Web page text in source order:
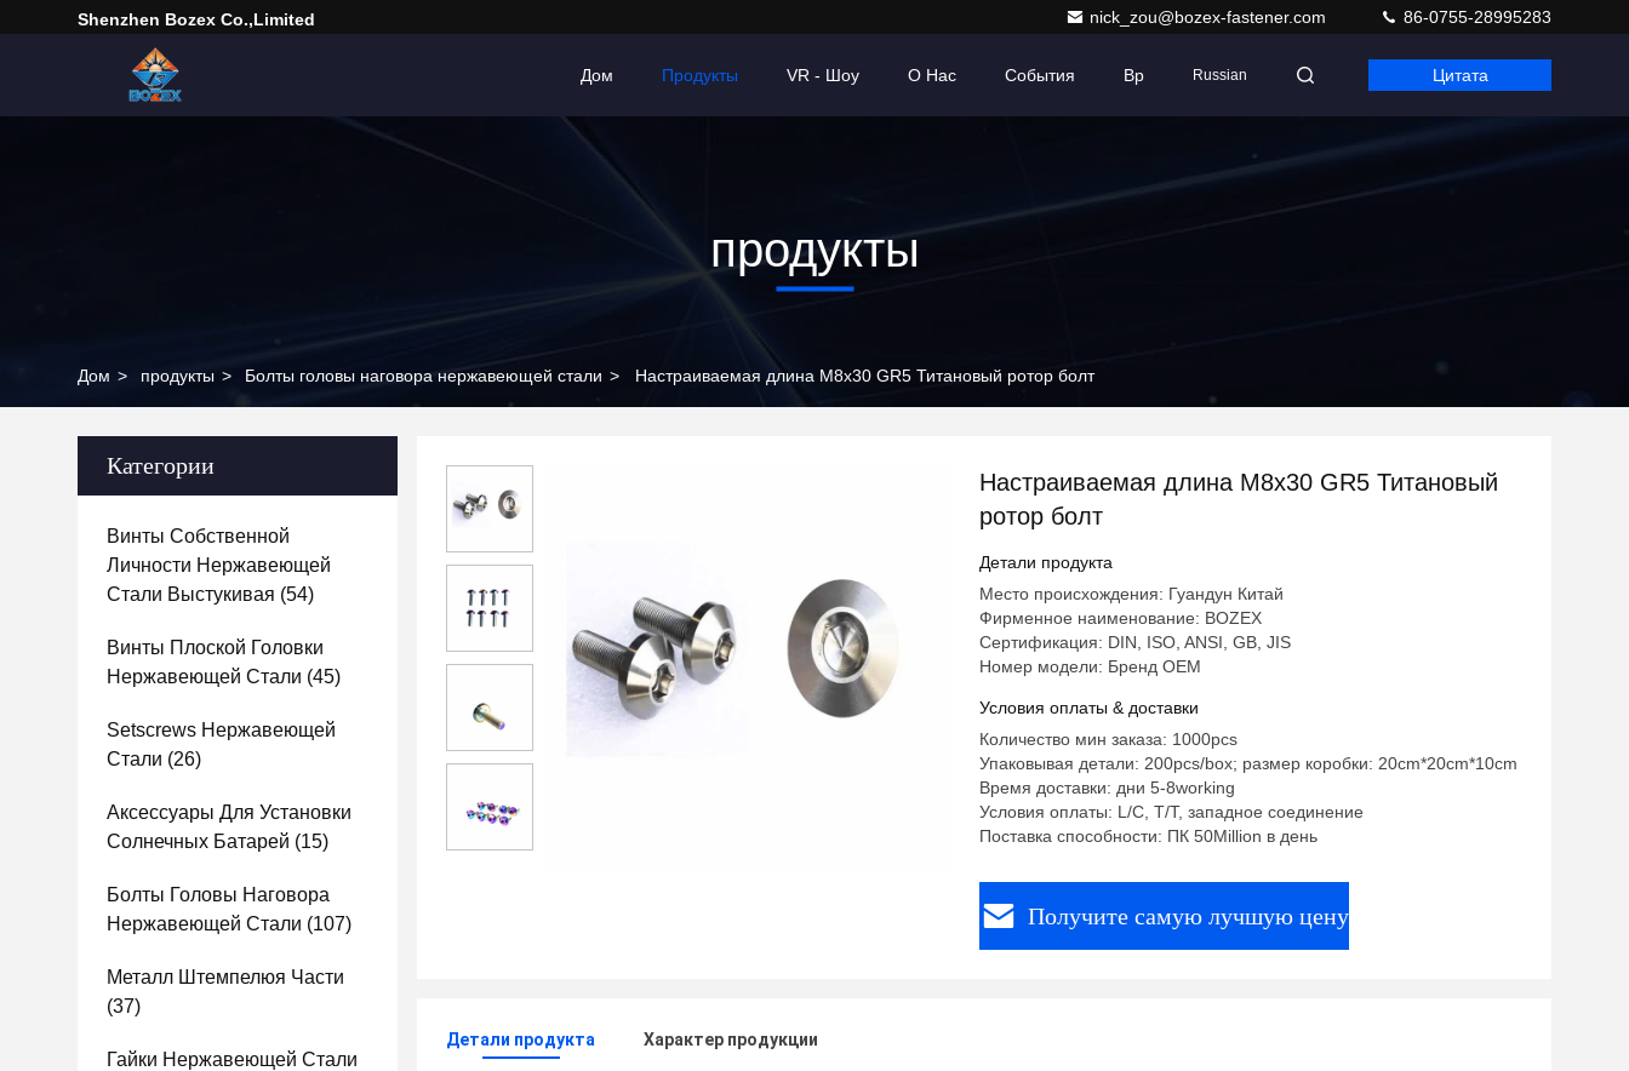
Shenzhen Bozex Co.,limited nick_zou@bozex-fastener.com 86-0755-28995283
Дом Продукты VR - Шоу О Нас События Вр Russian Цитата
продукты
Дом > продукты > Болты головы наговора нержавеющей стали > Настраиваемая длина M8x30 GR5 Титановый ротор болт
Категории
Винты Собственной
Личности Нержавеющей
Стали Выстукивая (54)
Винты Плоской Головки
Нержавеющей Стали (45)
Setscrews Нержавеющей
Стали (26)
Аксессуары Для Установки
Солнечных Батарей (15)
Болты Головы Наговора
Нержавеющей Стали (107)
Металл Штемпелюя Части
(37)
Гайки Нержавеющей Стали
Настраиваемая длина M8x30 GR5 Титановый
ротор болт
Детали продукта
Место происхождения: Гуандун Китай
Фирменное наименование: BOZEX
Сертификация: DIN, ISO, ANSI, GB, JIS
Номер модели: Бренд OEM
Условия оплаты & доставки
Количество мин заказа: 1000pcs
Упаковывая детали: 200pcs/box; размер коробки: 20cm*20cm*10cm
Время доставки: дни 5-8working
Условия оплаты: L/C, T/T, западное соединение
Поставка способности: ПК 50Million в день
Получите самую лучшую цену
Детали продукта Характер продукции